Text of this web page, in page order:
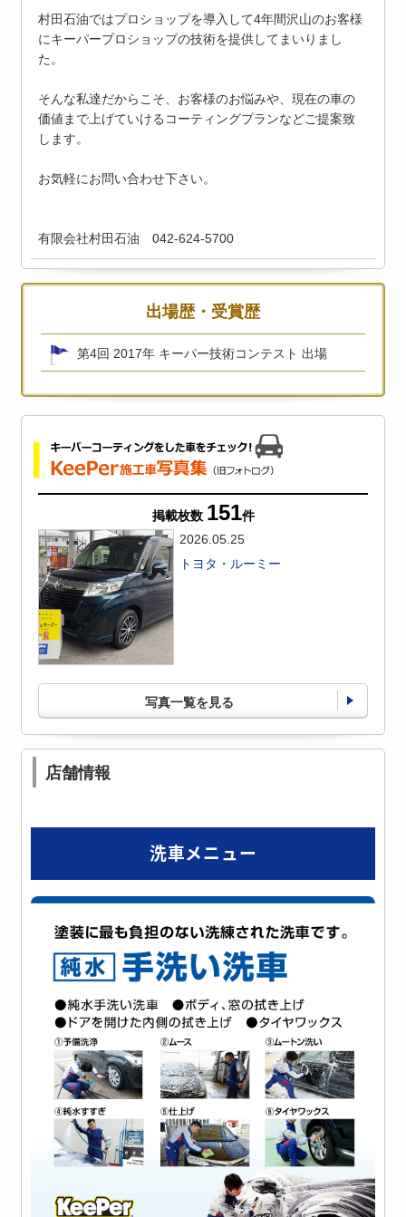
村田石油ではプロショップを導入して4年間沢山のお客様
にキーパープロショップの技術を提供してまいりまし
た。
そんな私達だからこそ、お客様のお悩みや、現在の車の
価値まで上げていけるコーティングプランなどご提案致
します。
お気軽にお問い合わせ下さい。
有限会社村田石油 042-624-5700
出場歴・受賞歴
第4回 2017年 キーパー技術コンテスト 出場
掲載枚数 151件
2026.05.25
トヨタ・ルーミー
写真一覧を見る
店舗情報
洗車メニュー